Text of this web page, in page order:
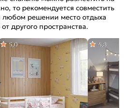
то рекомендуется совместить
любом решении место отдыха
другого пространства.
5,0 4,8